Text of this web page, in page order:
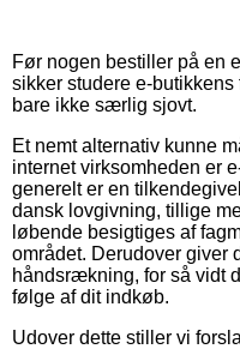
Før nogen bestiller på en
sikker studere e-
bare ikke særlig sjovt.
Et nemt alternativ kunne
internet virksomheden er
generelt er en
dansk lovgivning, tillige
løbende besigtiges af
området. Derudover giver
håndsrækning, for så vidt
følge af dit indkøb.
Udover dette stiller vi